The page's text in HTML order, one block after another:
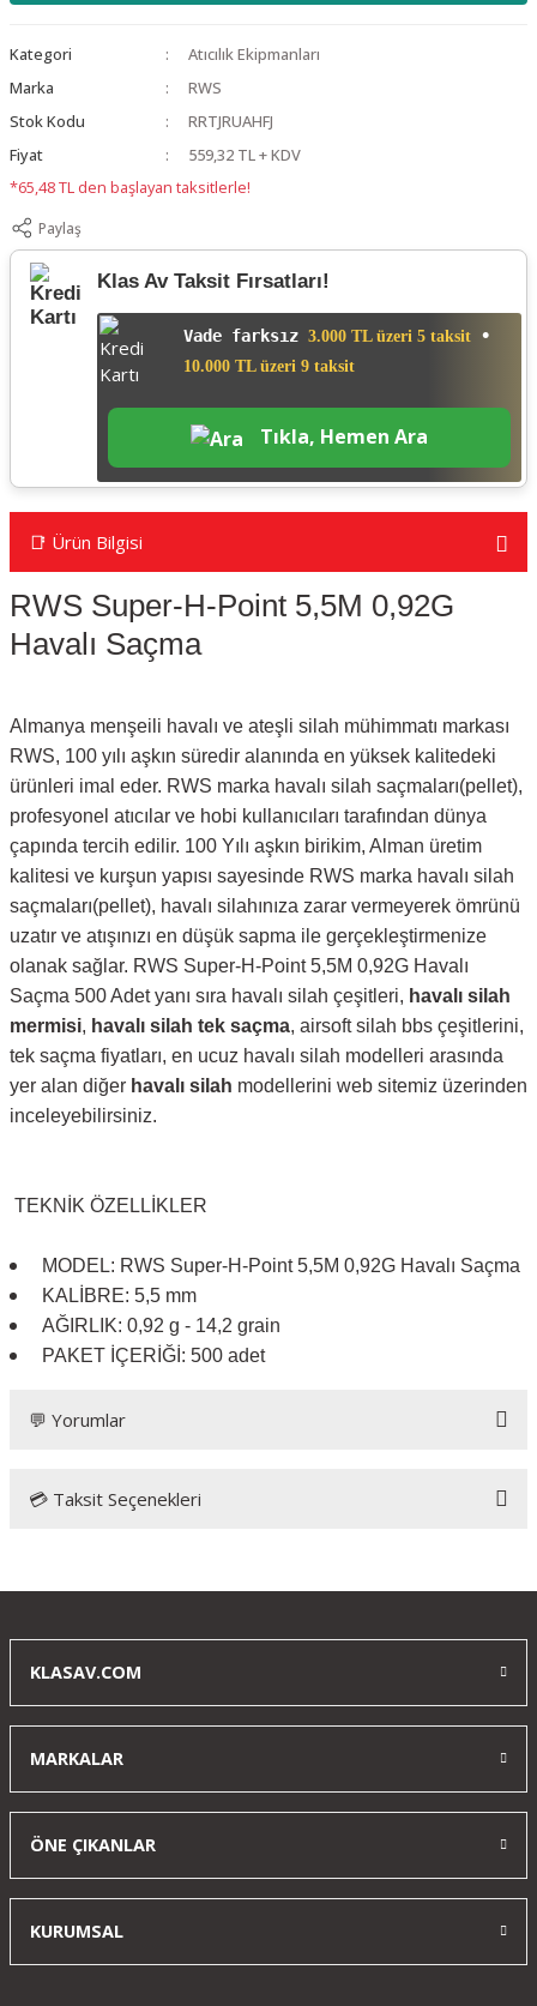
Kategori
Atıcılık Ekipmanları
Marka
RWS
Stok Kodu
RRTJRUAHFJ
Fiyat
559,32 TL + KDV
*65,48 TL den başlayan taksitlerle!
Paylaş
Klas Av Taksit Fırsatları!
Vade farksız 3.000 TL üzeri 5 taksit •
10.000 TL üzeri 9 taksit
Tıkla, Hemen Ara
📑 Ürün Bilgisi
RWS Super-H-Point 5,5M 0,92G
Havalı Saçma
Almanya menşeili havalı ve ateşli silah mühimmatı markası
RWS, 100 yılı aşkın süredir alanında en yüksek kalitedeki
ürünleri imal eder. RWS marka havalı silah saçmaları(pellet),
profesyonel atıcılar ve hobi kullanıcıları tarafından dünya
çapında tercih edilir. 100 Yılı aşkın birikim, Alman üretim
kalitesi ve kurşun yapısı sayesinde RWS marka havalı silah
saçmaları(pellet), havalı silahınıza zarar vermeyerek ömrünü
uzatır ve atışınızı en düşük sapma ile gerçekleştirmenize
olanak sağlar. RWS Super-H-Point 5,5M 0,92G Havalı
Saçma 500 Adet yanı sıra havalı silah çeşitleri, havalı silah
mermisi, havalı silah tek saçma, airsoft silah bbs çeşitlerini,
tek saçma fiyatları, en ucuz havalı silah modelleri arasında
yer alan diğer havalı silah modellerini web sitemiz üzerinden
inceleyebilirsiniz.
TEKNİK ÖZELLİKLER
MODEL: RWS Super-H-Point 5,5M 0,92G Havalı Saçma
KALİBRE: 5,5 mm
AĞIRLIK: 0,92 g - 14,2 grain
PAKET İÇERİĞİ: 500 adet
💬 Yorumlar
Bu ürüne ilk yorumu siz yapın!
💳 Taksit Seçenekleri
KLASAV.COM
MARKALAR
ÖNE ÇIKANLAR
KURUMSAL